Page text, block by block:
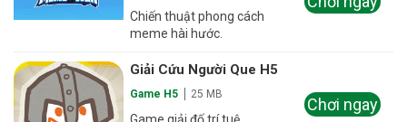
Chiến thuật phong cách
meme hài hước.
Giải Cứu Người Que H5
Game H5 25 MB
Chơi ngay